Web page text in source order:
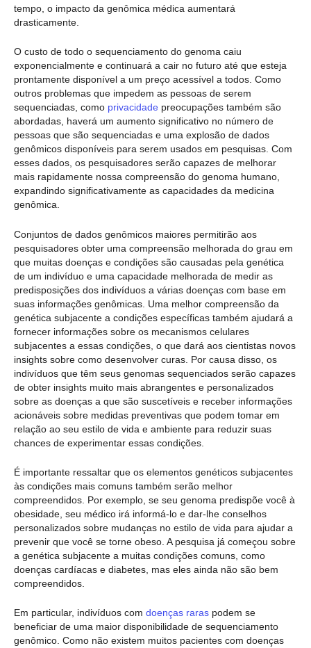
tempo, o impacto da genômica médica aumentará
drasticamente.
O custo de todo o sequenciamento do genoma caiu
exponencialmente e continuará a cair no futuro até que esteja
prontamente disponível a um preço acessível a todos. Como
outros problemas que impedem as pessoas de serem
sequenciadas, como privacidade preocupações também são
abordadas, haverá um aumento significativo no número de
pessoas que são sequenciadas e uma explosão de dados
genômicos disponíveis para serem usados em pesquisas. Com
esses dados, os pesquisadores serão capazes de melhorar
mais rapidamente nossa compreensão do genoma humano,
expandindo significativamente as capacidades da medicina
genômica.
Conjuntos de dados genômicos maiores permitirão aos
pesquisadores obter uma compreensão melhorada do grau em
que muitas doenças e condições são causadas pela genética
de um indivíduo e uma capacidade melhorada de medir as
predisposições dos indivíduos a várias doenças com base em
suas informações genômicas. Uma melhor compreensão da
genética subjacente a condições específicas também ajudará a
fornecer informações sobre os mecanismos celulares
subjacentes a essas condições, o que dará aos cientistas novos
insights sobre como desenvolver curas. Por causa disso, os
indivíduos que têm seus genomas sequenciados serão capazes
de obter insights muito mais abrangentes e personalizados
sobre as doenças a que são suscetíveis e receber informações
acionáveis sobre medidas preventivas que podem tomar em
relação ao seu estilo de vida e ambiente para reduzir suas
chances de experimentar essas condições.
É importante ressaltar que os elementos genéticos subjacentes
às condições mais comuns também serão melhor
compreendidos. Por exemplo, se seu genoma predispõe você à
obesidade, seu médico irá informá-lo e dar-lhe conselhos
personalizados sobre mudanças no estilo de vida para ajudar a
prevenir que você se torne obeso. A pesquisa já começou sobre
a genética subjacente a muitas condições comuns, como
doenças cardíacas e diabetes, mas eles ainda não são bem
compreendidos.
Em particular, indivíduos com doenças raras podem se
beneficiar de uma maior disponibilidade de sequenciamento
genômico. Como não existem muitos pacientes com doenças